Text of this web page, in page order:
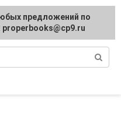
предложений по
properbooks@cp9.ru